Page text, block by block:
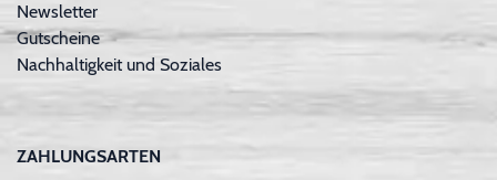
Newsletter
Gutscheine
Nachhaltigkeit und Soziales
ZAHLUNGSARTEN